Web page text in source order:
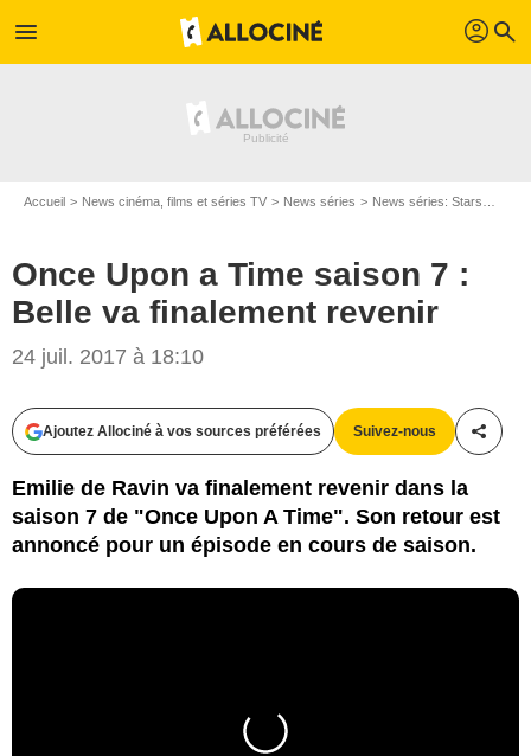
menu profil search
Accueil News cinéma, films et séries TV News séries News séries: Stars
Once Upon a Time saison 7 :
Belle va finalement revenir
24 juil. 2017 à 18:10
Ajoutez Allociné à vos sources préférées Suivez-nous
Emilie de Ravin va finalement revenir dans la
saison 7 de "Once Upon A Time". Son retour est
annoncé pour un épisode en cours de saison.